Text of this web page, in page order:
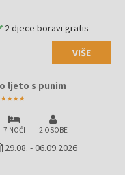
VIŠE
2 djece boravi gratis
ljeto s punim
7 NOĆI 2 OSOBE
29.08. -06.09.2026